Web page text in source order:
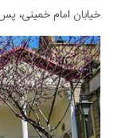
خیابان امام خمینی،